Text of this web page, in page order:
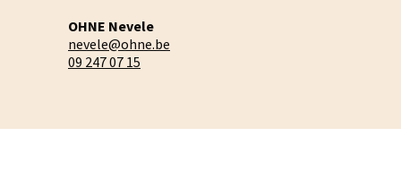
OHNE Nevele
nevele@ohne.be
09 247 07 15